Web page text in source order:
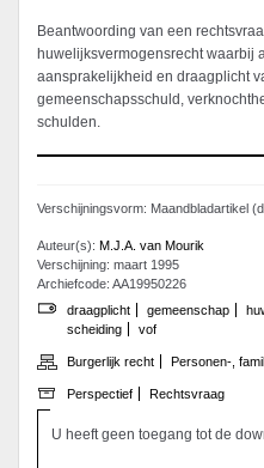
Beantwoording van een
huwelijksvermogensrecht waarbij
aansprakelijkheid en draagplicht
gemeenschapsschuld,
schulden.
Verschijningsvorm: Maandbladartikel
Auteur(s): M.J.A. van Mourik
Verschijning: maart 1995
Archiefcode: AA19950226
draagplicht
gemeenschap
scheiding
vof
Burgerlijk recht Personen-,
Perspectief Rechtsvraag
U heeft geen toegang tot de